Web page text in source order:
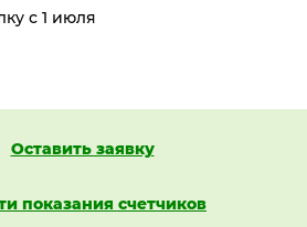
с 1 июля
Оставить заявку
показания счетчиков